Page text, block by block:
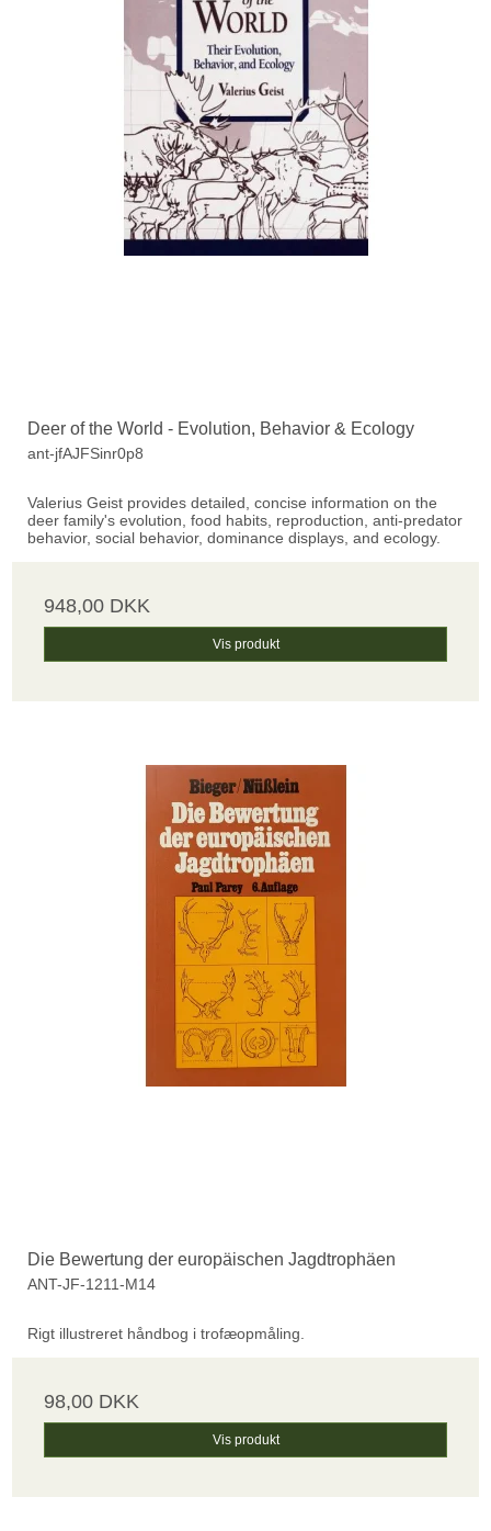
Deer of the World - Evolution, Behavior & Ecology
ant-jfAJFSinr0p8
Valerius Geist provides detailed, concise information on the
deer family's evolution, food habits, reproduction, anti-predator
behavior, social behavior, dominance displays, and ecology.
948,00 DKK
Vis produkt
Die Bewertung der europäischen Jagdtrophäen
ANT-JF-1211-M14
Rigt illustreret håndbog i trofæopmåling.
98,00 DKK
Vis produkt